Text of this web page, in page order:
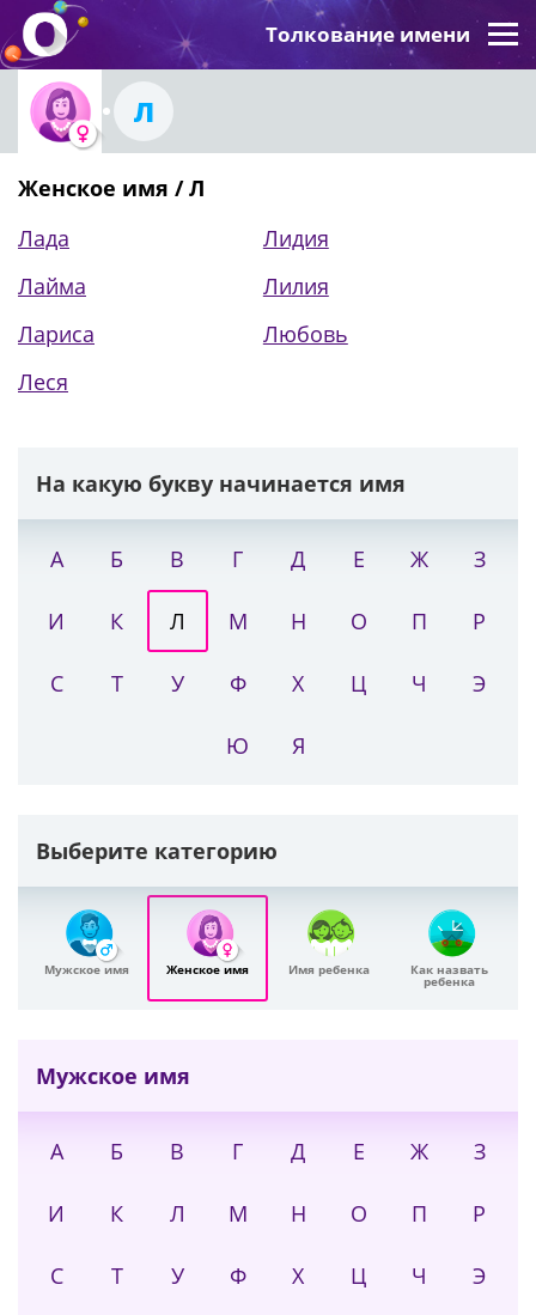
Толкование имени
Л
Женское имя / Л
Лада
Лайма
Лариса
Леся
Лидия
Лилия
Любовь
На какую букву начинается имя
А Б В Г Д Е Ж З
И К Л М Н О П Р
С Т У Ф Х Ц Ч Э
Ю Я
Выберите категорию
Мужское имя Женское имя Имя ребенка Как назвать
ребенка
Мужское имя
А Б В Г Д Е Ж З
И К Л М Н О П Р
С Т У Ф Х Ц Ч Э